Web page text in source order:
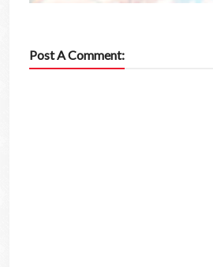
Post A Comment: